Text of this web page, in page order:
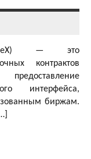
— это
контрактов
интерфейса,
биржам.